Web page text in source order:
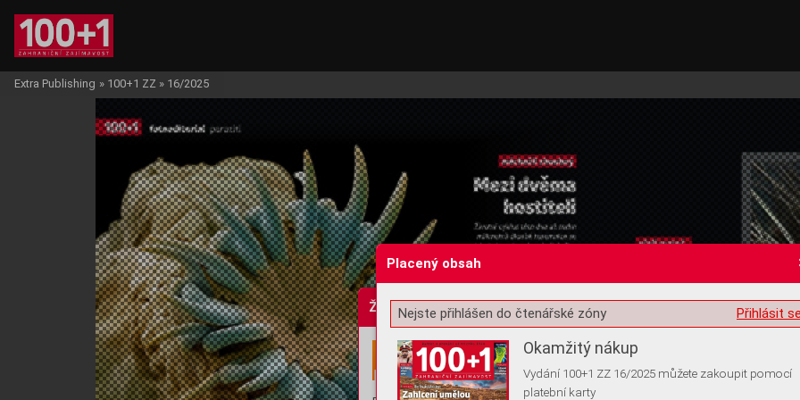
Žádost o souhlas s ukládáním volitelných informací
Extra Publishing » 100+1 ZZ » 16/2025
Placený obsah
Přihlásit
Nejste přihlášen do čtenářské zóny
Okamžitý nákup
Vydání 100+1 ZZ 16/2025 můžete zakoupit pomocí
platební karty